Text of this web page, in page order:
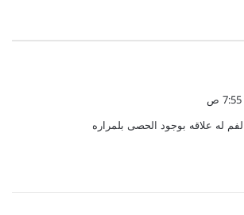
له علاقه بوجود الحصى بلمراره